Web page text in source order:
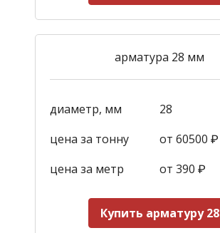
арматура 28 мм
диаметр, мм
28
цена за тонну
от 60500 ₽
цена за метр
от 390 ₽
Купить арматуру 28